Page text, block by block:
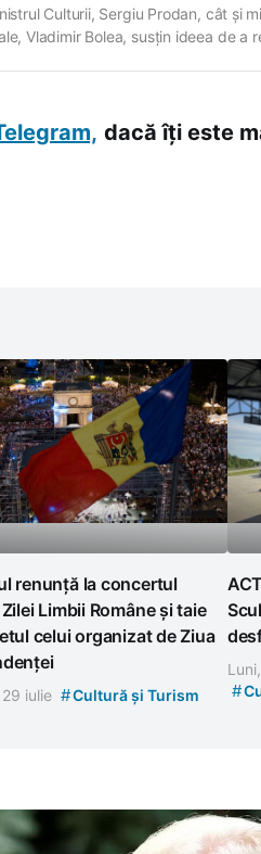
Culturii, Sergiu Prodan, cât și
Vladimir Bolea, susțin ideea de a
dacă îți este
renunță la concertul
Limbii Române și taie
celui organizat de Ziua
iulie #Cultură și Turism #